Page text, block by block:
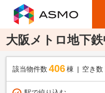
大阪メトロ地下
該当物件数 406棟 空き数